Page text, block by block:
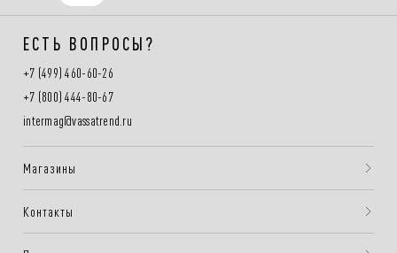
ЕСТЬ ВОПРОСЫ?
+7 (499) 460-60-26
+7 (800) 444-80-67
intermag@vassatrend.ru
Магазины
Контакты